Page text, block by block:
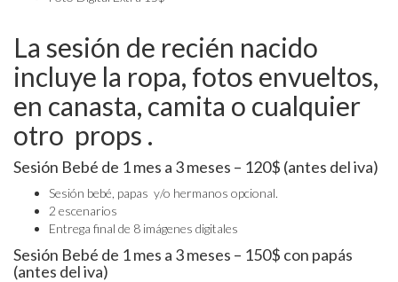
La sesión de recién nacido
incluye la ropa, fotos envueltos,
en canasta, camita o cualquier
otro props .
Sesión Bebé de 1 mes a 3 meses – 120$ (antes del iva)
Sesión bebé, papas y/o hermanos opcional.
2 escenarios
Entrega final de 8 imágenes digitales
Sesión Bebé de 1 mes a 3 meses – 150$ con papás
(antes del iva)